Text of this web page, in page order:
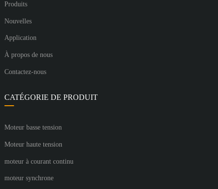
Produits
Nouvelles
Application
À propos de nous
Contactez-nous
CATÉGORIE DE PRODUIT
Moteur basse tension
Moteur haute tension
moteur à courant continu
moteur synchrone